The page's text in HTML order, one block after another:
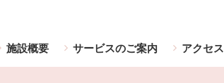
施設概要 サービスのご案内 アクセス